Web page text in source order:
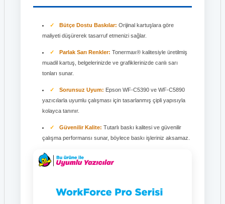
Bütçe Dostu Baskılar: Orijinal kartuşlara göre
maliyeti düşürerek tasarruf etmenizi sağlar.
Parlak Sarı Renkler: Tonermax® kalitesiyle üretilmiş
muadil kartuş, belgelerinizde ve grafiklerinizde canlı sarı
tonları sunar.
Sorunsuz Uyum: Epson WF-C5390 ve WF-C5890
yazıcılarla uyumlu çalışması için tasarlanmış çipli yapısıyla
kolayca tanınır.
Güvenilir Kalite: Tutarlı baskı kalitesi ve güvenilir
çalışma performansı sunar, böylece baskı işleriniz aksamaz.